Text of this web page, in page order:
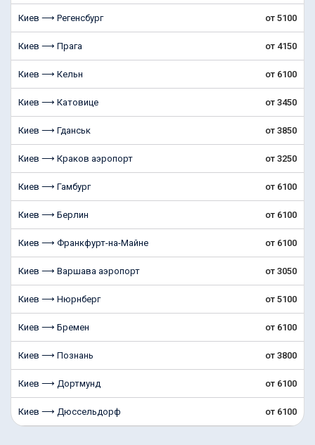
Киев ⟶ Регенсбург от 5100
Киев ⟶ Прага от 4150
Киев ⟶ Кельн от 6100
Киев ⟶ Катовице от 3450
Киев ⟶ Гданськ от 3850
Киев ⟶ Краков аэропорт от 3250
Киев ⟶ Гамбург от 6100
Киев ⟶ Берлин от 6100
Киев ⟶ Франкфурт-на-Майне от 6100
Киев ⟶ Варшава аэропорт от 3050
Киев ⟶ Нюрнберг от 5100
Киев ⟶ Бремен от 6100
Киев ⟶ Познань от 3800
Киев ⟶ Дортмунд от 6100
Киев ⟶ Дюссельдорф от 6100